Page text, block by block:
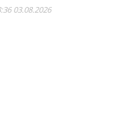
03.08.2026